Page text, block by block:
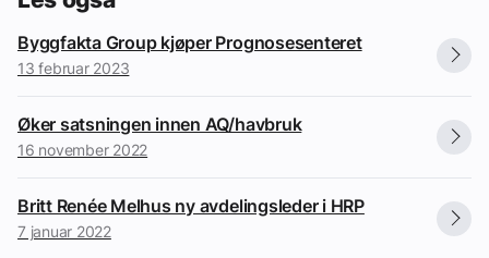
Byggfakta Group kjøper Prognosesenteret
13 februar 2023
Øker satsningen innen AQ/havbruk
16 november 2022
Britt Renée Melhus ny avdelingsleder i HRP
7 januar 2022